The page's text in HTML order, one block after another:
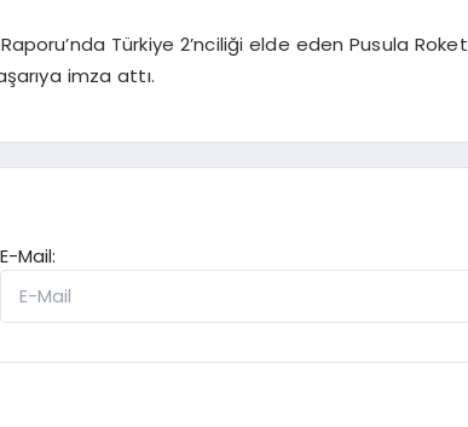
Türkiye 2’nciliği elde eden Pusula Roket
imza attı.
E-Mail: